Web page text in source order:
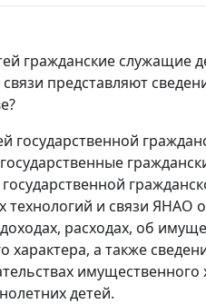
гражданские служащие
представляют
государственной
и связи ЯНАО
расходах, об
характера, а также
имущественного
детей.